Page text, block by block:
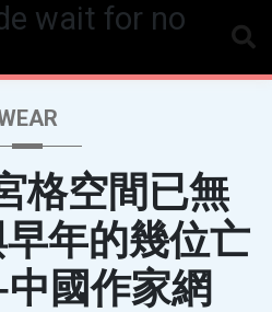
wait for no
格空間已無
年的幾位亡
國作家網